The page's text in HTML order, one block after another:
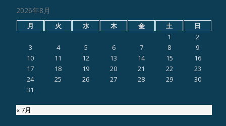
2026年8月
月 火 水 木 金 土
日
1
2
3
4 5 6 7 8
9
10
11 12 13 14 15
16
17
18 19 20 21 22
23
24
25 26 27 28 29
30
31
« 7月